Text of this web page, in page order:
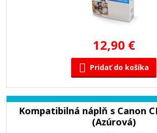
12,90 €
Pridať do košíka
Kompatibilná náplň s Canon
(Azúrová)